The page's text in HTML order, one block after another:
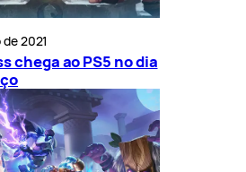
2021
chega ao PS5 no dia